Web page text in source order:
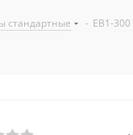
стандартные - ЕВ1-